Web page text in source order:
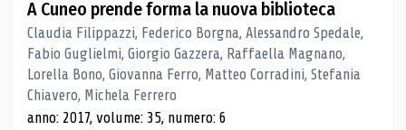
A Cuneo prende forma la nuova biblioteca
Claudia Filippazzi, Federico Borgna, Alessandro Spedale,
Fabio Guglielmi, Giorgio Gazzera, Raffaella Magnano,
Lorella Bono, Giovanna Ferro, Matteo Corradini, Stefania
Chiavero, Michela Ferrero
anno: 2017, volume: 35, numero: 6